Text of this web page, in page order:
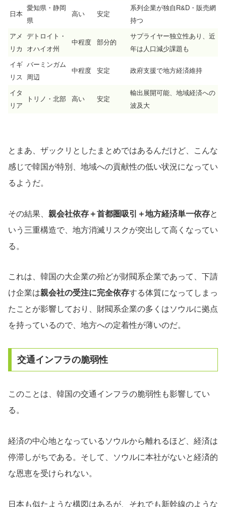
日本
愛知県・静岡
県
高い 安定
系列企業が独自R&D・販売網
持つ
アメ
リカ
デトロイト・
オハイオ州
中程度 部分的
サプライヤー独立性あり、近
年は人口減少課題も
イギ
リス
バーミンガム
周辺
中程度 安定 政府支援で地方経済維持
イタ
リア
トリノ・北部 高い 安定
輸出展開可能、地域経済への
波及大
とまあ、ザックリとしたまとめではあるんだけど、こんな
感じで韓国が特別、地域への貢献性の低い状況になってい
るようだ。
その結果、 親会社依存＋首都圏吸引＋地方経済単一依存と
いう三重構造で、地方消滅リスクが突出して高くなってい
る。
これは、韓国の大企業の殆どが財閥系企業であって、下請
け企業は親会社の受注に完全依存する体質になってしまっ
たことが影響しており、財閥系企業の多くはソウルに拠点
を持っているので、地方への定着性が薄いのだ。
交通インフラの脆弱性
このことは、韓国の交通インフラの脆弱性も影響してい
る。
経済の中心地となっているソウルから離れるほど、経済は
停滞しがちである。そして、ソウルに本社がないと経済的
な恩恵を受けられない。
日本も似たような構図はあるが、それでも新幹線のような